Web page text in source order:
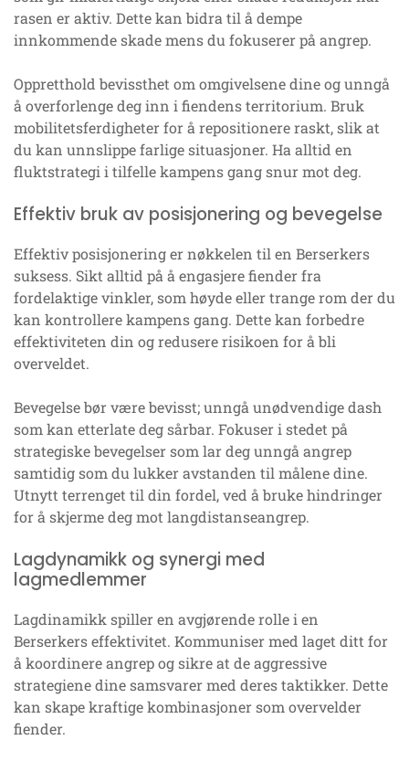
rasen er aktiv. Dette kan bidra til å dempe
innkommende skade mens du fokuserer på angrep.
Oppretthold bevissthet om omgivelsene dine og unngå
å overforlenge deg inn i fiendens territorium. Bruk
mobilitetsferdigheter for å repositionere raskt, slik at
du kan unnslippe farlige situasjoner. Ha alltid en
fluktstrategi i tilfelle kampens gang snur mot deg.
Effektiv bruk av posisjonering og bevegelse
Effektiv posisjonering er nøkkelen til en Berserkers
suksess. Sikt alltid på å engasjere fiender fra
fordelaktige vinkler, som høyde eller trange rom der du
kan kontrollere kampens gang. Dette kan forbedre
effektiviteten din og redusere risikoen for å bli
overveldet.
Bevegelse bør være bevisst; unngå unødvendige dash
som kan etterlate deg sårbar. Fokuser i stedet på
strategiske bevegelser som lar deg unngå angrep
samtidig som du lukker avstanden til målene dine.
Utnytt terrenget til din fordel, ved å bruke hindringer
for å skjerme deg mot langdistanseangrep.
Lagdynamikk og synergi med
lagmedlemmer
Lagdinamikk spiller en avgjørende rolle i en
Berserkers effektivitet. Kommuniser med laget ditt for
å koordinere angrep og sikre at de aggressive
strategiene dine samsvarer med deres taktikker. Dette
kan skape kraftige kombinasjoner som overvelder
fiender.